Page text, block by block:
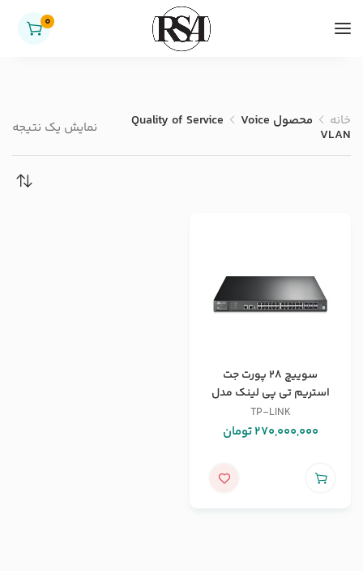
0
خانه محصول Quality of Service Voice
VLAN نمایش یک نتیجه
سوییچ 28 پورت جت
استریم تی پی لینک مدل
T3700G-28TQ
TP-LINK
270,000,000تومان